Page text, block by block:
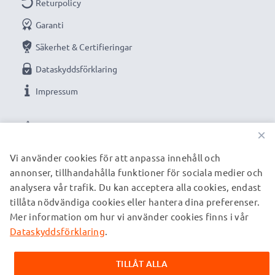
★3 års garanti
Vi grundades år 2004 och är en internationell
specialist som endast erbjuder kvalitetsprodukter.
VÅRA BETALNINGSALTERNATIV
Returpolicy
Garanti
Säkerhet & Certifieringar
Dataskyddsförklaring
Impressum
VÅRA FRAKTPARTNERS
© subtel.se 2026
Alla priser är inklusive moms och exklusive fraktkostnader.
varumärken tillhörande deras ägare och anges på våra
webbsidor enbart för att ge information om våra produkter.
×
Vi använder cookies för att anpassa innehåll och
annonser, tillhandahålla funktioner för sociala medier och
analysera vår trafik. Du kan acceptera alla cookies, endast
tillåta nödvändiga cookies eller hantera dina preferenser.
Mer information om hur vi använder cookies finns i vår
Dataskyddsförklaring.
TILLÅT ALLA